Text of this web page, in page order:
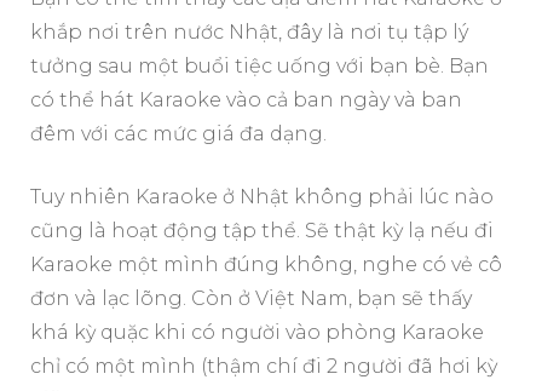
khắp nơi trên nước Nhật, đây là nơi tụ tập lý
tưởng sau một buổi tiệc uống với bạn bè. Bạn
có thể hát Karaoke vào cả ban ngày và ban
đêm với các mức giá đa dạng.
Tuy nhiên Karaoke ở Nhật không phải lúc nào
cũng là hoạt động tập thể. Sẽ thật kỳ lạ nếu đi
Karaoke một mình đúng không, nghe có vẻ cô
đơn và lạc lõng. Còn ở Việt Nam, bạn sẽ thấy
khá kỳ quặc khi có người vào phòng Karaoke
chỉ có một mình (thậm chí đi 2 người đã hơi kỳ